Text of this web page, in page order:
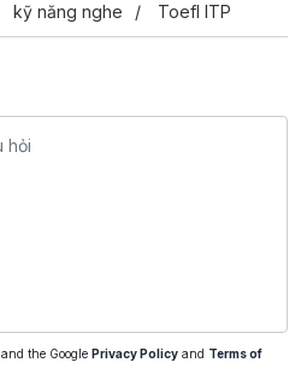
kỹ năng nghe Toefl ITP
the Google Privacy Policy and Terms of